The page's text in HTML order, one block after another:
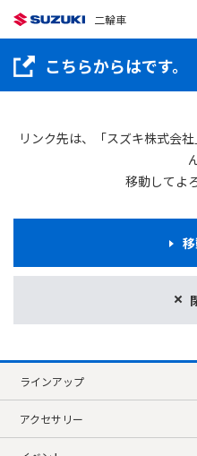
二輪車
こちらからはです。
リンク先は、「スズキ株式会
移動してよ
ラインアップ
アクセサリー